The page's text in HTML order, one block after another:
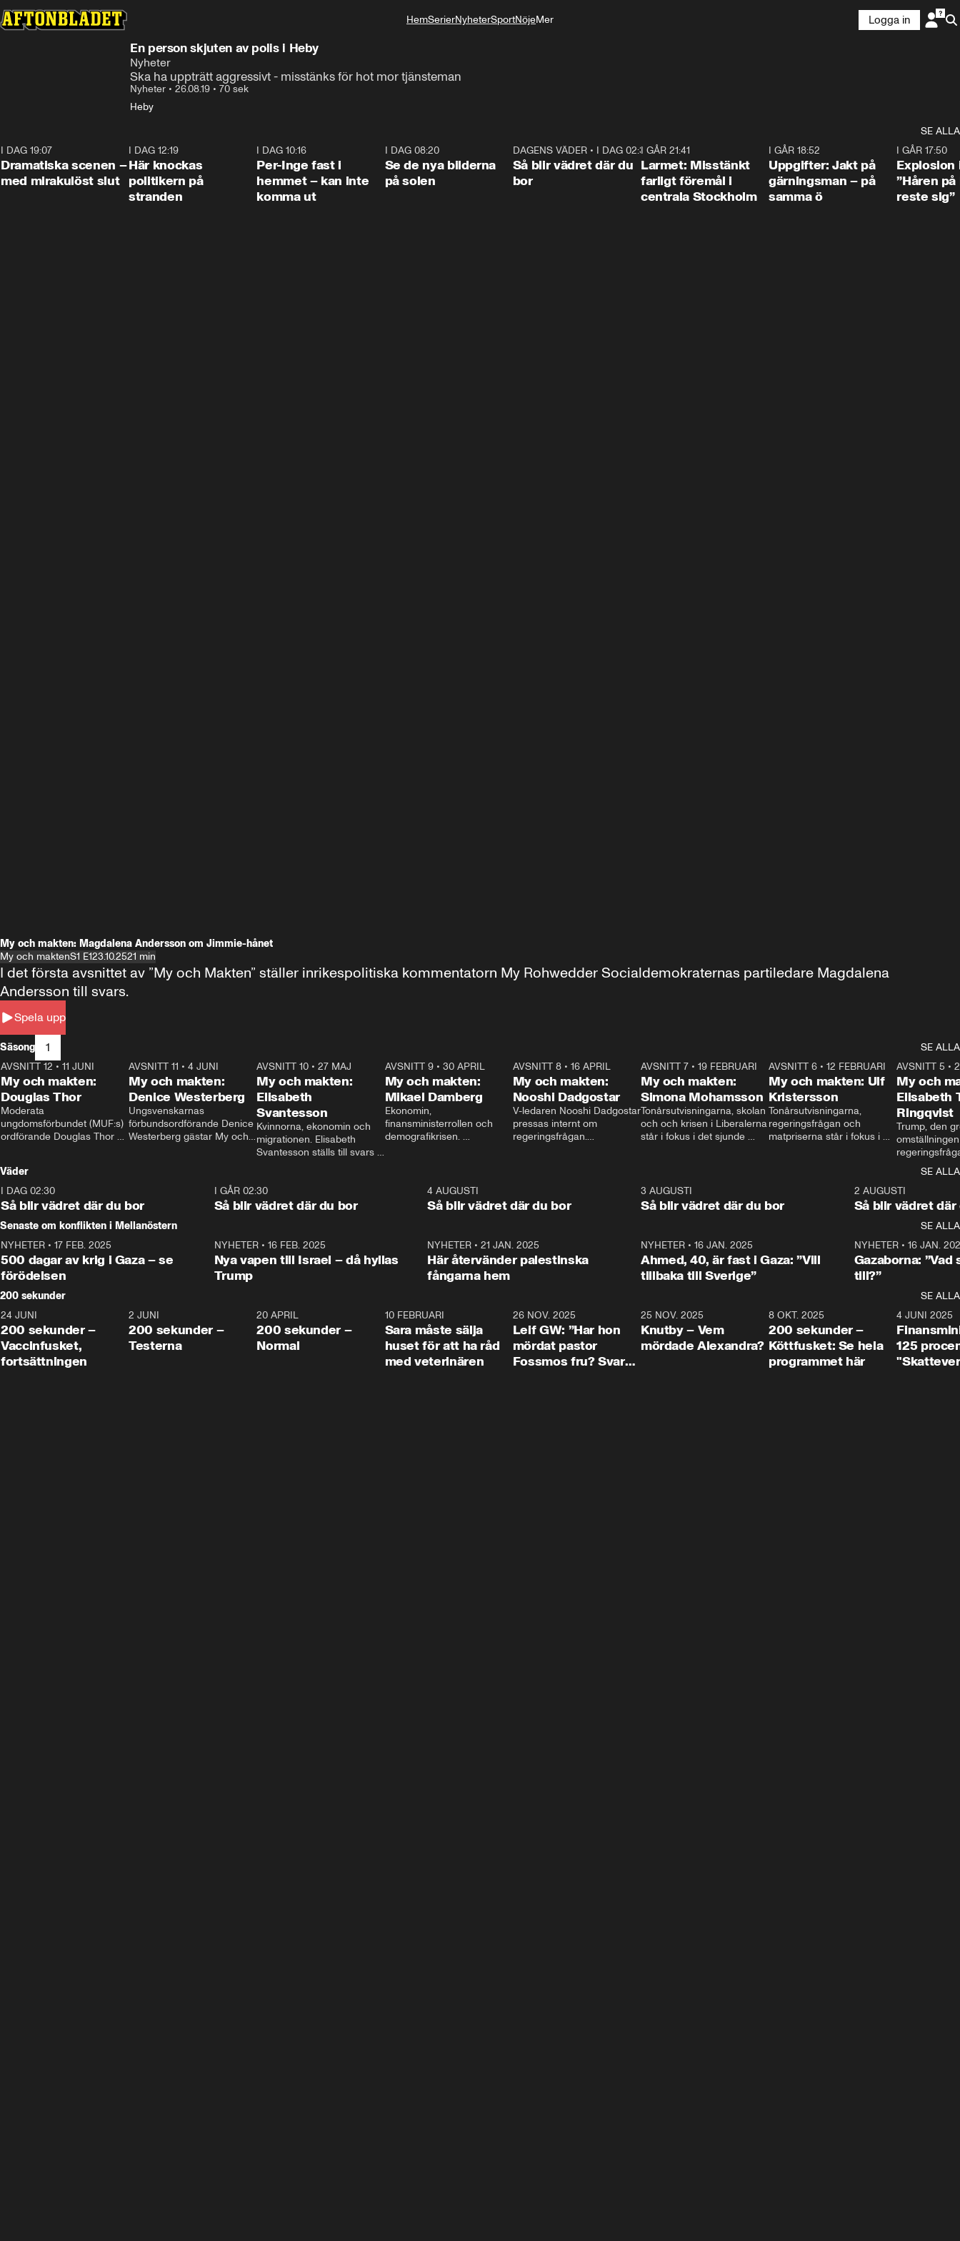
HemSerierNyheterSportNöjeMer
Logga in
En person skjuten av polis i Heby
Nyheter
Ska ha uppträtt aggressivt - misstänks för hot mor tjänsteman
Nyheter • 26.08.19 • 70 sek
Heby
SE ALLA
I DAG 19:07
Dramatiska scenen –
med mirakulöst slut
I DAG 12:19
Här knockas
politikern på
stranden
I DAG 10:16
Per-Inge fast i
hemmet – kan inte
komma ut
I DAG 08:20
Se de nya bilderna
på solen
1:06
DAGENS VÄDER• I DAG 02:30
Så blir vädret där du
bor
I GÅR 21:41
Larmet: Misstänkt
farligt föremål i
centrala Stockholm
I GÅR 18:52
Uppgifter: Jakt på
gärningsman – på
samma ö
I GÅR 17:50
Explosion
”Håren
reste sig”
My och makten: Magdalena Andersson om Jimmie-hånet
My och maktenS1 E123.10.2521 min
Spela upp
I det första avsnittet av ”My och Makten” ställer inrikespolitiska kommentatorn My Rohwedder Socialdemokraternas partiledare Magdalena
Andersson till svars.
Säsong 1
SE ALLA
26:27
AVSNITT 12 • 11 JUNI
My och makten:
Douglas Thor
Moderata
ungdomsförbundet (MUF:s)
ordförande Douglas Thor
tonårsutvisningarna och hur
Moderaterna ska locka
väljare till valet i höst.
23:40
AVSNITT 11 •4 JUNI
My och makten:
Denice Westerberg
Ungsvenskarnas
förbundsordförande Denice
Westerberg gästar My och
AVSNITT 10 •27 MAJ
My och makten:
Elisabeth
Svantesson
Kvinnorna, ekonomin och
migrationen. Elisabeth
Svantesson ställs till svars
AVSNITT 9• 30 APRIL
My och makten:
Mikael Damberg
Ekonomin,
finansministerrollen och
demografikrisen.
och Makten.
AVSNITT 8• 16 APRIL
My och makten:
Nooshi Dadgostar
V-ledaren Nooshi Dadgostar
pressas internt om
regeringsfrågan.
– Vi ställer upp i val. Ska vi
vara med så sitter vi förstås
24:30
AVSNITT 7• 19 FEBRUARI
My och makten:
Simona Mohamsson
Tonårsutvisningarna, skolan
och och krisen i Liberalerna
står i fokus i det sjunde
kommentator My
Rohwedder ställer
utbildnings- och
Mohamsson till svars.
27:30
AVSNITT 6 •12 FEBRUARI
My och makten: Ulf
Kristersson
Tonårsutvisningarna,
regeringsfrågan och
matpriserna står i fokus i
Rohwedder ställer
statsminister Ulf Kristersson
AVSNITT 5 •
My och
Elisabeth
Ringqvist
Trump, den
centrum i
avsnittet av
Makten”. Se
Aftonbladets
Rohwedder
Thand Ring
Väder
SE ALLA
I DAG 02:30
Så blir vädret där du bor
1:06
I GÅR 02:30
Så blir vädret där du bor
4 AUGUSTI
Så blir vädret där du bor
3 AUGUSTI
Så blir vädret där du bor
2 AUGUSTI
Så blir vädret där
Senaste om konflikten i Mellanöstern
SE ALLA
NYHETER • 17 FEB. 2025
500 dagar av krig i Gaza – se
förödelsen
NYHETER• 16 FEB. 2025
Nya vapen till Israel – då hyllas
Trump
NYHETER •21 JAN. 2025
Här återvänder palestinska
fångarna hem
NYHETER• 16 JAN. 2025
Ahmed, 40, är fast i Gaza: ”Vill
tillbaka till Sverige”
NYHETER• 16 JAN.
Gazaborna:
till?”
200 sekunder
SE ALLA
5:00
24 JUNI
200 sekunder –
Vaccinfusket,
fortsättningen
4:23
2 JUNI
200 sekunder –
Testerna
20 APRIL
200 sekunder –
Normal
10 FEBRUARI
Sara måste sälja
huset för att ha råd
med veterinären
26 NOV. 2025
Leif GW: ”Har hon
mördat pastor
Fossmos fru? Svar
31:05
25 NOV. 2025
Knutby – Vem
mördade Alexandra?
4:29
8 OKT. 2025
200 sekunder –
Köttfusket: Se hela
programmet här
4 JUNI 2025
125